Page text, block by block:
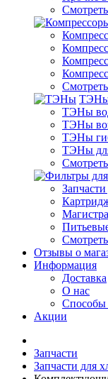
ТЭНы
ТЭНы
ТЭНы
ТЭНы
Отзывы о
Информация
Доставка
О нас
Способы
Акции
Запчасти
Запчасти для